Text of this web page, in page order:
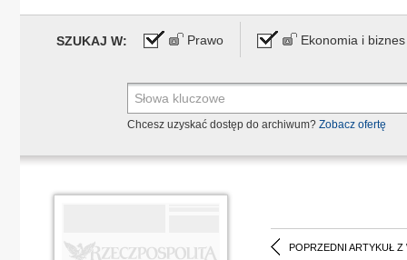
SZUKAJ W: Prawo Ekonomia i biznes
Chcesz uzyskać dostęp do archiwum? Zobacz ofertę
POPRZEDNI ARTYKUŁ Z